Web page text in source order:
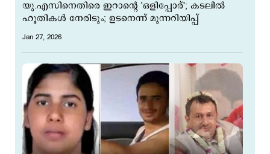
യു.എസിനെതിരെ ഇറാന്‍റെ 'ഒളിപ്പോര്'; കടലില്‍
ഹൂതികള്‍ നേരിടും; ഉടനെന്ന് മുന്നറിയിപ്പ്
Jan 27, 2026